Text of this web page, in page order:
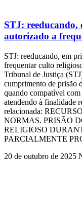
STJ: reeducando,
autorizado a
STJ: reeducando, em
frequentar culto
Tribunal de Justiça
cumprimento de prisão
quando compatível com
atendendo à finalidade
relacionada:
NORMAS. PRISÃO
RELIGIOSO
PARCIALMENTE
20 de outubro de 2025